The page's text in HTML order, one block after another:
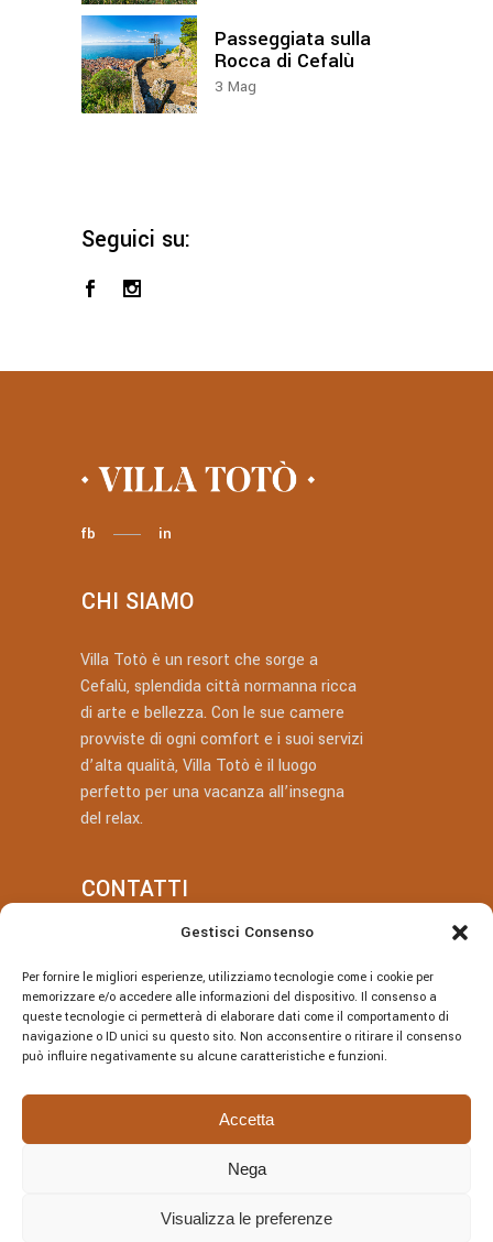
Gestisci Consenso
Per fornire le migliori esperienze, utilizziamo tecnologie come i cookie per
memorizzare e/o accedere alle informazioni del dispositivo. Il consenso a
queste tecnologie ci permetterà di elaborare dati come il comportamento di
navigazione o ID unici su questo sito. Non acconsentire o ritirare il consenso
può influire negativamente su alcune caratteristiche e funzioni.
Accetta
Nega
Visualizza le preferenze
Passeggiata sulla
Rocca di Cefalù
3 Mag
Seguici su:
fb in
CHI SIAMO
Villa Totò è un resort che sorge a
Cefalù, splendida città normanna ricca
di arte e bellezza. Con le sue camere
provviste di ogni comfort e i suoi servizi
d’alta qualità, Villa Totò è il luogo
perfetto per una vacanza all’insegna
del relax.
CONTATTI
villatotocefalu@gmail.com
Via Vitaliano Brancati, 50, Cefalù
© Villa Totò P.Iva: 06614230826 – CIR:
IT082027A1JRBF2V6U | DESIGNED BY